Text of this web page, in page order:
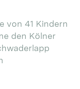
von 41 Kindern
den Kölner